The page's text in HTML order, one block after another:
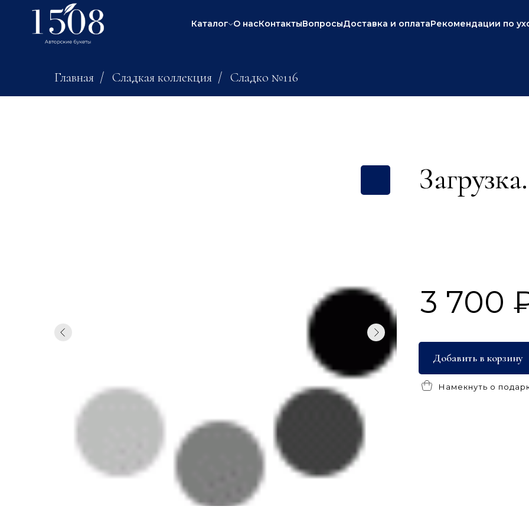
Каталог О насКонтактыВопросыДоставка и оплатаРекомендации по
Главная / Сладкая коллекция / Сладко №116
3 700
Намекнуть о
Добавить в корзину